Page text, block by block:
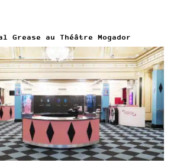
Grease au Théâtre Mogador